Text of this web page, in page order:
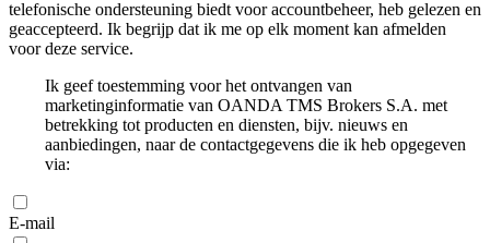
telefonische ondersteuning biedt voor accountbeheer, heb gelezen en
geaccepteerd. Ik begrijp dat ik me op elk moment kan afmelden
voor deze service.
Ik geef toestemming voor het ontvangen van
marketinginformatie van OANDA TMS Brokers S.A. met
betrekking tot producten en diensten, bijv. nieuws en
aanbiedingen, naar de contactgegevens die ik heb opgegeven
via:
E-mail